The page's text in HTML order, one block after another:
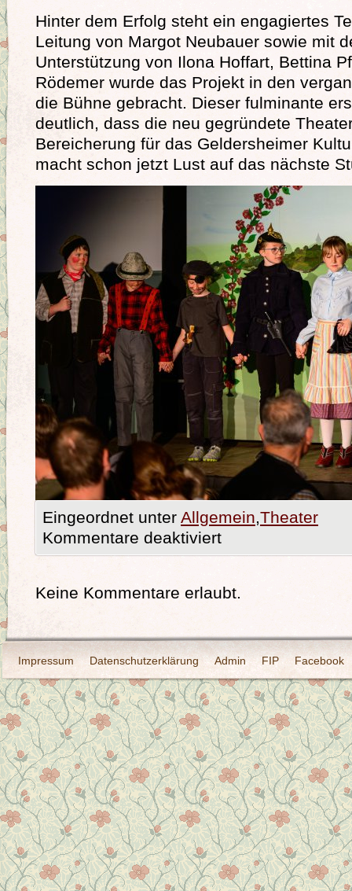
Hinter dem Erfolg steht ein engagiertes
Leitung von Margot Neubauer sowie mit
Unterstützung von Ilona Hoffart, Bettina
Rödemer wurde das Projekt in den
die Bühne gebracht. Dieser fulminante
deutlich, dass die neu gegründete
Bereicherung für das Geldersheimer
macht schon jetzt Lust auf das nächste
Eingeordnet unter Allgemein,Theater
Kommentare deaktiviert
Keine Kommentare erlaubt.
Impressum Datenschutzerklärung Admin FIP Facebook